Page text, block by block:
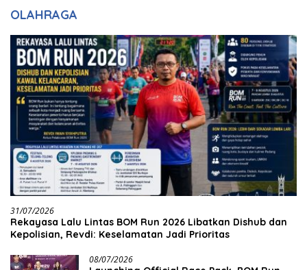
OLAHRAGA
31/07/2026
Rekayasa Lalu Lintas BOM Run 2026 Libatkan Dishub dan
Kepolisian, Revdi: Keselamatan Jadi Prioritas
08/07/2026